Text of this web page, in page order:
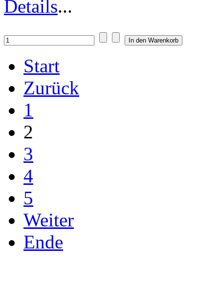
Details...
Start
Zurück
1
2
3
4
5
Weiter
Ende